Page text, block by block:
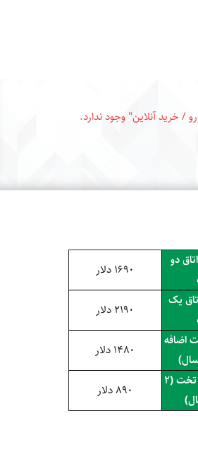
/ خرید آنلاین" وجود ندارد.
دو
1690 دلار
یک
2190 دلار
اضافه
1480 دلار
کودک بدون تخت (2
890 دلار